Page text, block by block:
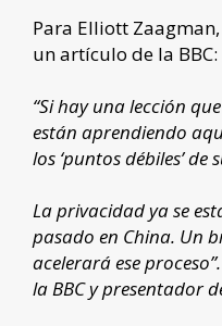
Para Elliott
un artículo de la BBC:
“Si hay una lección
están aprendiendo
los ‘puntos débiles’
La privacidad ya se
pasado en China. Un
acelerará ese proceso”.
la BBC y presentador